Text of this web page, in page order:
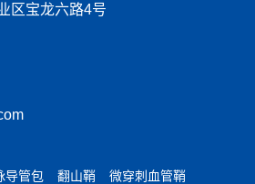
区宝龙六路4号
导管包 翻山鞘 微穿刺血管鞘